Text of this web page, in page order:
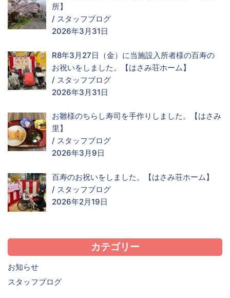
所】
/ スタッフブログ
2026年3月31日
R8年3月27日（金）に当施設入所者様の百寿の
お祝いをしました。【はさみ荘ホーム】
/ スタッフブログ
2026年3月31日
お雛様のちらし寿司を手作りしました。【はさみ
里】
/ スタッフブログ
2026年3月9日
百寿のお祝いをしました。【はさみ荘ホーム】
/ スタッフブログ
2026年2月19日
カテゴリー
お知らせ
スタッフブログ